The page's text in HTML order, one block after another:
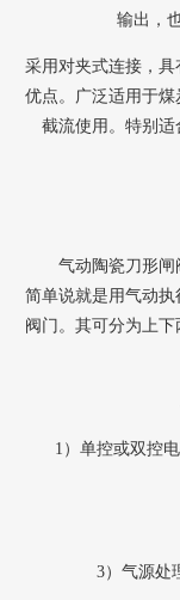
输出，
采用对夹式连接，
优点。广泛适用于
截流使用。特别适
气动 陶瓷刀形闸
简单说就是用气动
阀门。其可分为上下
1 ）单控或双控
3）气源处